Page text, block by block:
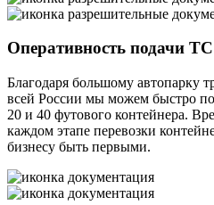
Оперативность подачи ТС
Благодаря большому автопарку
всей России мы можем быстро
20 и 40 футового контейнера.
каждом этапе перевозки
бизнесу быть первыми.